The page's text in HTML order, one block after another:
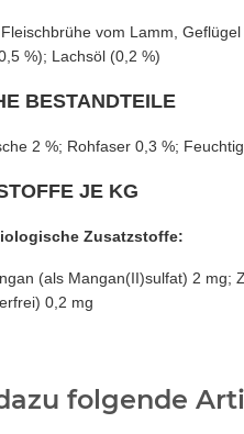
vom Lamm,
%); Lachsöl (0,2 %)
BESTANDTEILE
2 %; Rohfaser 0,3 %;
JE KG
Zusatzstoffe:
(als Mangan(II)sulfat) 2
0,2 mg
folgende